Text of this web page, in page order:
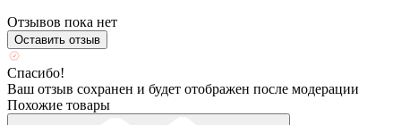
Отзывов пока нет
Оставить отзыв
Спасибо!
Ваш отзыв сохранен и будет отображен после модерации
Похожие товары